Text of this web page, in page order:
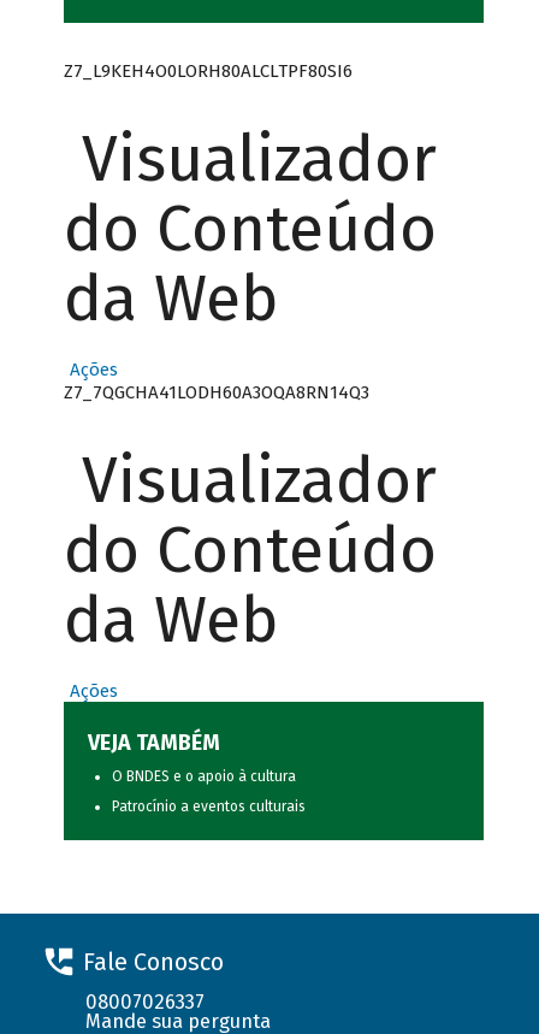
Z7_L9KEH4O0LORH80ALCLTPF80SI6
Visualizador
do Conteúdo
da Web
Ações
Z7_7QGCHA41LODH60A3OQA8RN14Q3
Visualizador
do Conteúdo
da Web
Ações
VEJA TAMBÉM
O BNDES e o apoio à cultura
Patrocínio a eventos culturais
Fale Conosco
08007026337
Mande sua pergunta